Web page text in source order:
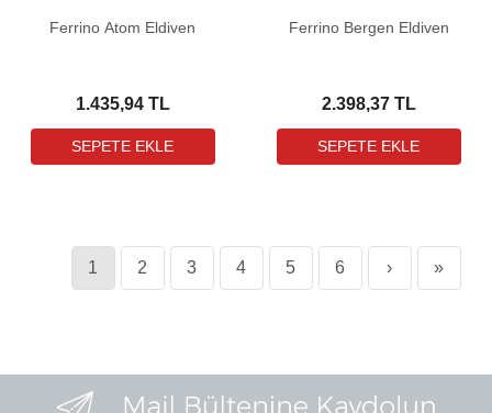
Ferrino Atom Eldiven
1.435,94 TL
Ferrino Bergen Eldiven
2.398,37 TL
1 2 3 4 5 6 › »